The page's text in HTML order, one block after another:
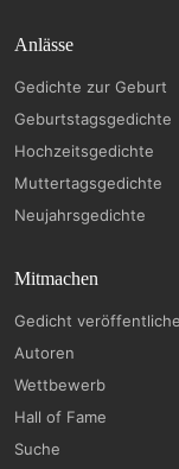
Anlässe
Gedichte zur Geburt
Geburtstagsgedichte
Hochzeitsgedichte
Muttertagsgedichte
Neujahrsgedichte
Mitmachen
Gedicht
Autoren
Wettbewerb
Hall of Fame
Suche